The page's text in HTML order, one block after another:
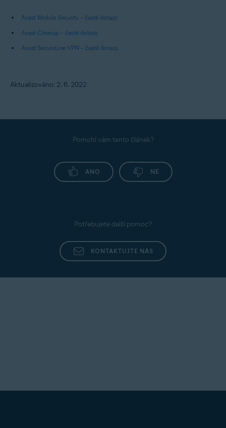
Avast Mobile Security – časté dotazy
Avast Cleanup – časté dotazy
Avast SecureLine VPN – časté dotazy
Aktualizováno: 2. 6. 2022
Pomohl vám tento článek?
ANO NE
Potřebujete další pomoc?
KONTAKTUJTE NÁS